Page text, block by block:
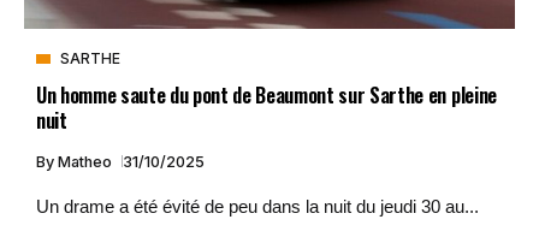
SARTHE
Un homme saute du pont de Beaumont sur Sarthe en pleine
nuit
By Matheo 31/10/2025
Un drame a été évité de peu dans la nuit du jeudi 30 au...